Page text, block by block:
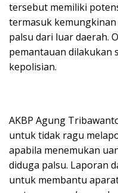
tersebut memiliki
termasuk
palsu dari luar daerah.
pemantauan dilakukan
kepolisian.
AKBP Agung
untuk tidak ragu
apabila menemukan
diduga palsu. Laporan
untuk membantu